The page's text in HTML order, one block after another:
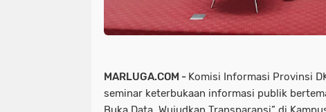
MARLUGA.COM - Komisi Informasi Provinsi
seminar keterbukaan informasi publik